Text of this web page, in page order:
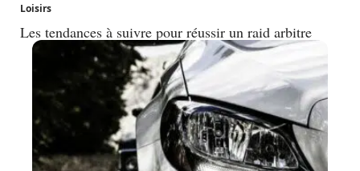
Loisirs
Les tendances à suivre pour réussir un raid arbitre